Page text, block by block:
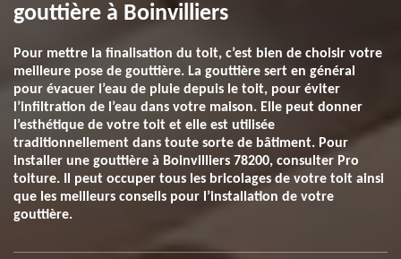
gouttière à Boinvilliers
Pour mettre la finalisation du toit, c’est bien de choisir votre
meilleure pose de gouttière. La gouttière sert en général
pour évacuer l’eau de pluie depuis le toit, pour éviter
l’infiltration de l’eau dans votre maison. Elle peut donner
l’esthétique de votre toit et elle est utilisée
traditionnellement dans toute sorte de bâtiment. Pour
installer une gouttière à Boinvilliers 78200, consulter Pro
toiture. Il peut occuper tous les bricolages de votre toit ainsi
que les meilleurs conseils pour l’installation de votre
gouttière.